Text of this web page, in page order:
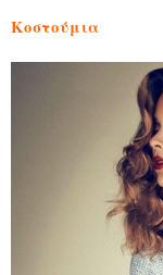
Κοστούμια